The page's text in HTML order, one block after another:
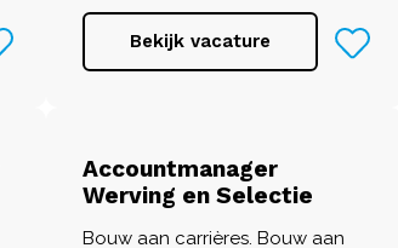
Bekijk vacature
Accountmanager
Werving en Selectie
Bouw aan carrières. Bouw aan